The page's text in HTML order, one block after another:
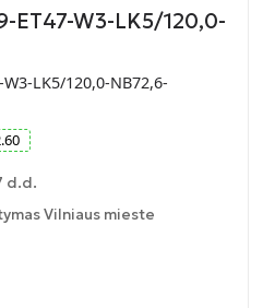
ET47-W3-LK5/120,0-
W3-LK5/120,0-NB72,6-
d.d.
Vilniaus mieste